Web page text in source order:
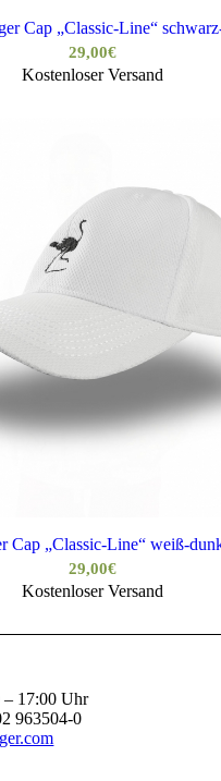
Cap „Classic-Line“
29,00€
Kostenloser Versand
Cap „Classic-Line“ weiß-
29,00€
Kostenloser Versand
– 17:00 Uhr
963504-0